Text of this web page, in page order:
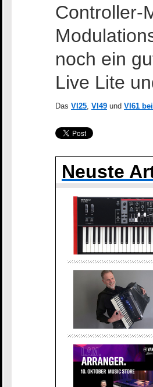
Controller-
noch ein
Live Lite
Das VI25, VI49 und VI61
Neuste